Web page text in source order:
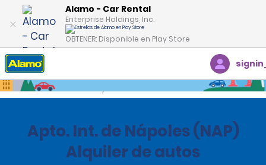
Alamo - Car Rental
Enterprise Holdings, Inc.
OBTENER: Disponible en Play Store
Inicio Oficinas
Apto. Int. de Nápoles (NAP)
Alquiler de autos